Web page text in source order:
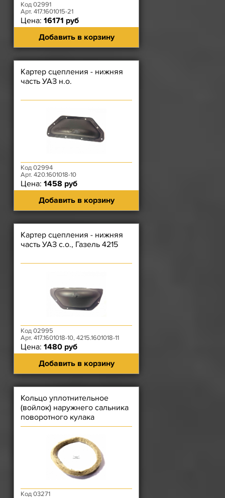
Код 02991
Арт. 417.1601015-21
Цена: 16171 руб
Добавить в корзину
Картер сцепления - нижняя
часть УАЗ н.о.
Код 02994
Арт. 420.1601018-10
Цена: 1458 руб
Добавить в корзину
Картер сцепления - нижняя
часть УАЗ с.о., Газель 4215
Код 02995
Арт. 417.1601018-10, 4215.1601018-11
Цена: 1480 руб
Добавить в корзину
Кольцо уплотнительное
(войлок) наружнего сальника
поворотного кулака
Код 03271